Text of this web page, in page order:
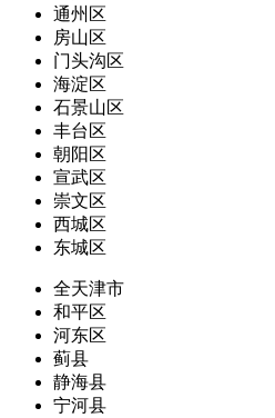
通州区
房山区
门头沟区
海淀区
石景山区
丰台区
朝阳区
宣武区
崇文区
西城区
东城区
全天津市
和平区
河东区
蓟县
静海县
宁河县